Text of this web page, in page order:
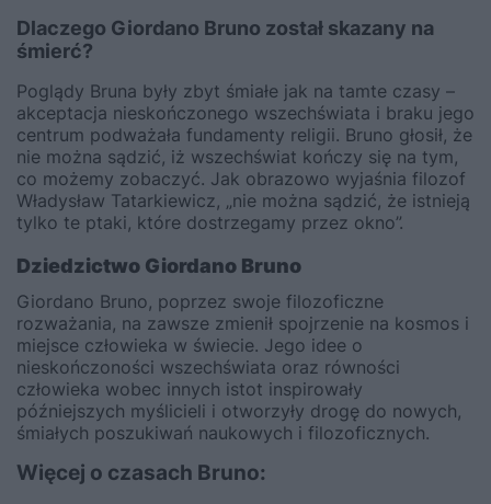
Dlaczego Giordano Bruno został skazany na
śmierć?
Poglądy Bruna były zbyt śmiałe jak na tamte czasy –
akceptacja nieskończonego wszechświata i braku jego
centrum podważała fundamenty religii. Bruno głosił, że
nie można sądzić, iż wszechświat kończy się na tym,
co możemy zobaczyć. Jak obrazowo wyjaśnia filozof
Władysław Tatarkiewicz, „nie można sądzić, że istnieją
tylko te ptaki, które dostrzegamy przez okno”.
Dziedzictwo Giordano Bruno
Giordano Bruno, poprzez swoje filozoficzne
rozważania, na zawsze zmienił spojrzenie na kosmos i
miejsce człowieka w świecie. Jego idee o
nieskończoności wszechświata oraz równości
człowieka wobec innych istot inspirowały
późniejszych myślicieli i otworzyły drogę do nowych,
śmiałych poszukiwań naukowych i filozoficznych.
Więcej o czasach Bruno: